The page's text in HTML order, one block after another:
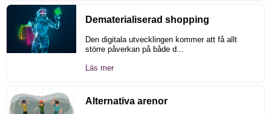
Dematerialiserad shopping
Den digitala utvecklingen kommer att få allt
större påverkan på både d...
Läs mer
Alternativa arenor